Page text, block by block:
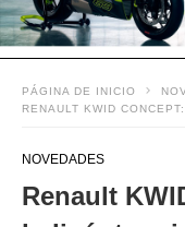
PÁGINA DE INICIO
RENAULT KWID
NOVEDADES
Renault